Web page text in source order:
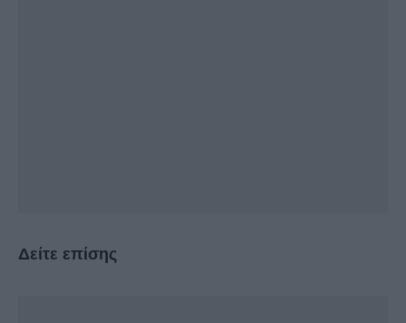
Δείτε επίσης